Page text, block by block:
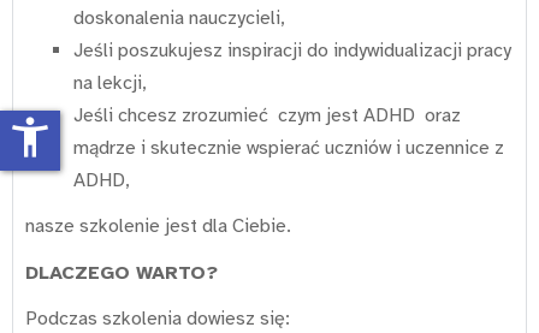
doskonalenia nauczycieli,
Jeśli poszukujesz inspiracji do indywidualizacji pracy
na lekcji,
Jeśli chcesz zrozumieć czym jest ADHD oraz
mądrze i skutecznie wspierać uczniów i uczennice z
ADHD,
nasze szkolenie jest dla Ciebie.
DLACZEGO WARTO?
Podczas szkolenia dowiesz się:
accessibility_new